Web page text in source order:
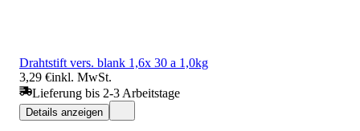
Drahtstift vers. blank 1,6x 30 a 1,0kg
3,29 €inkl. MwSt.
Lieferung bis 2-3 Arbeitstage
Details anzeigen